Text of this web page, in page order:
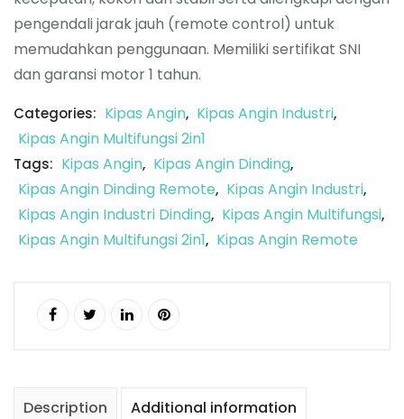
pengendali jarak jauh (remote control) untuk
memudahkan penggunaan. Memiliki sertifikat SNI
dan garansi motor 1 tahun.
Categories: Kipas Angin, Kipas Angin Industri,
Kipas Angin Multifungsi 2in1
Tags: Kipas Angin, Kipas Angin Dinding,
Kipas Angin Dinding Remote, Kipas Angin Industri,
Kipas Angin Industri Dinding, Kipas Angin Multifungsi,
Kipas Angin Multifungsi 2in1, Kipas Angin Remote
Description Additional information